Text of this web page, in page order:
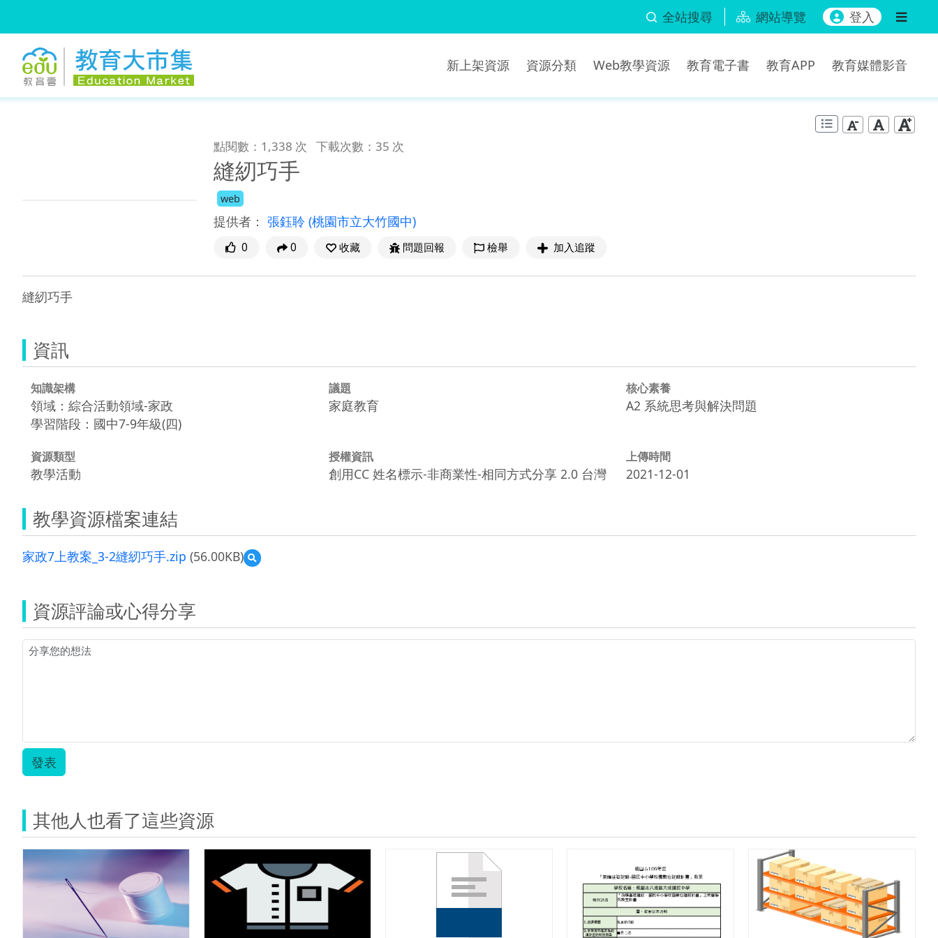
全站搜尋 網站導覽 登入
新上架資源 資源分類 Web教學資源 教育電子書 教育APP 教育媒體影音
點閱數：1,338 次 下載次數：35 次
縫紉巧手
web
提供者： 張鈺聆 (桃園市立大竹國中)
0 0 收藏 問題回報 檢舉 加入追蹤
縫紉巧手
資訊
知識架構
領域：綜合活動領域-家政
學習階段：國中7-9年級(四)
議題
家庭教育
核心素養
A2 系統思考與解決問題
資源類型
教學活動
授權資訊
創用CC 姓名標示-非商業性-相同方式分享 2.0 台灣
上傳時間
2021-12-01
教學資源檔案連結
家政7上教案_3-2縫紉巧手.zip (56.00KB)
預
覽
教
資源評論或心得分享
發表
其他人也看了這些資源